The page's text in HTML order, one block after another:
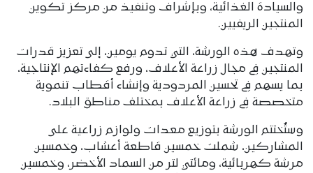
والسيادة الغذائية، وبإشراف وتنفيذ من مركز تكوين
المنتجين الريفيين.
وتهدف هذه الورشة، التي تدوم يومين، إلى تعزيز قدرات
المنتجين في مجال زراعة الأعلاف، ورفع كفاءتهم الإنتاجية،
بما يسهم في تحسين المردودية وإنشاء أقطاب تنموية
متخصصة في زراعة الأعلاف بمختلف مناطق البلاد.
وستُختتم الورشة بتوزيع معدات ولوازم زراعية على
المشاركين، شملت خمسين قاطعة أعشاب، وخمسين
مرشة كهربائية، ومائتي لتر من السماد الأخضر، وخمسين